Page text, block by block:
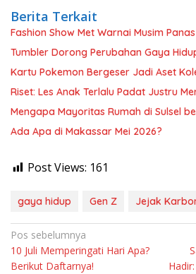
Berita Terkait
Fashion Show Met Warnai Musim Panas
Tumbler Dorong Perubahan Gaya
Kartu Pokemon Bergeser Jadi Aset
Riset: Les Anak Terlalu Padat Justru
Mengapa Mayoritas Rumah di Sulsel
Ada Apa di Makassar Mei 2026?
Post Views: 161
gaya hidup Gen Z Jejak
Navigasi
pos
Pos sebelumnya
10 Juli Memperingati Hari Apa?
Berikut Daftarnya!